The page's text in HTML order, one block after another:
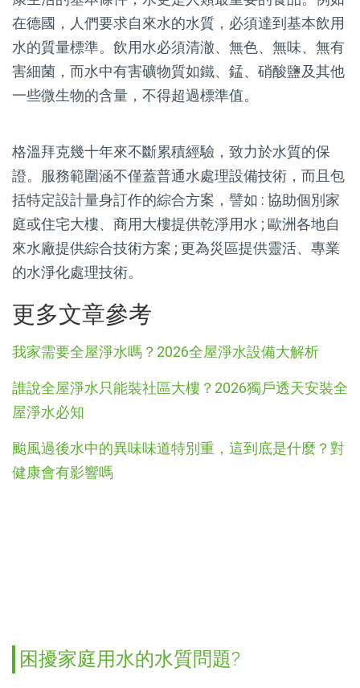
在德國，人們要求自來水的水質，必須達到基本飲用
水的質量標準。飲用水必須清澈、無色、無味、無有
害細菌，而水中有害礦物質如鐵、錳、硝酸鹽及其他
一些微生物的含量，不得超過標準值。
格溫拜克幾十年來不斷累積經驗，致力於水質的保
證。服務範圍涵不僅蓋普通水處理設備技術，而且包
括特定設計量身訂作的綜合方案，譬如 : 協助個別家
庭或住宅大樓、商用大樓提供乾淨用水 ; 歐洲各地自
來水廠提供綜合技術方案 ; 更為災區提供靈活、專業
的水淨化處理技術。
更多文章參考
我家需要全屋淨水嗎？2026全屋淨水設備大解析
誰說全屋淨水只能裝社區大樓？2026獨戶透天安裝全
屋淨水必知
颱風過後水中的異味味道特別重，這到底是什麼？對
健康會有影響嗎
困擾家庭用水的水質問題?